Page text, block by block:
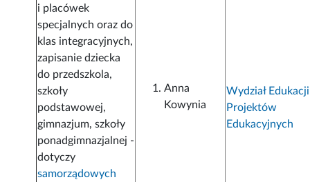
i placówek
specjalnych oraz do
klas integracyjnych,
zapisanie dziecka
do przedszkola,
szkoły
podstawowej,
gimnazjum, szkoły
ponadgimnazjalnej -
dotyczy
samorządowych
Anna
Kowynia
Wydział
Projektów
Edukacyjnych